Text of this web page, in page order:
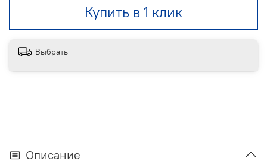
Купить в 1 клик
Выбрать
Описание